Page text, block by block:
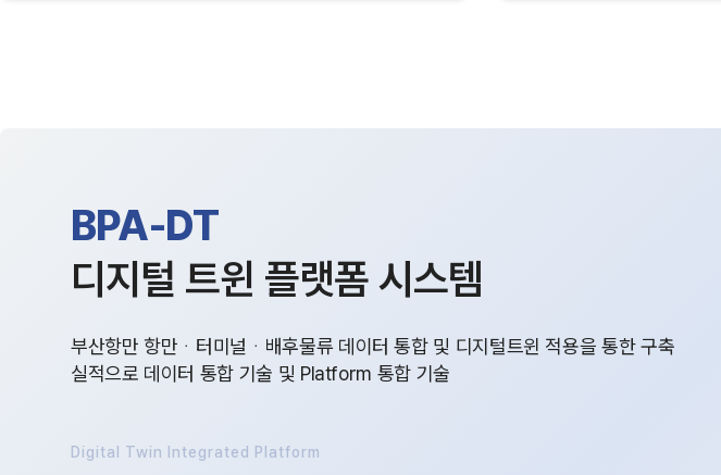
BPA-DT
디지털 트윈 플랫폼 시스템
부산항만 항만ᆞ터미널ᆞ배후물류 데이터 통합 및 디지털트윈 적용을 통한 구축
실적으로 데이터 통합 기술 및 Platform 통합 기술
Digital Twin Integrated Platform